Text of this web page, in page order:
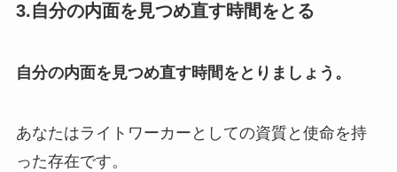
3.自分の内面を見つめ直す時間をとる
自分の内面を見つめ直す時間をとりましょう。
あなたはライトワーカーとしての資質と使命を持
った存在です。